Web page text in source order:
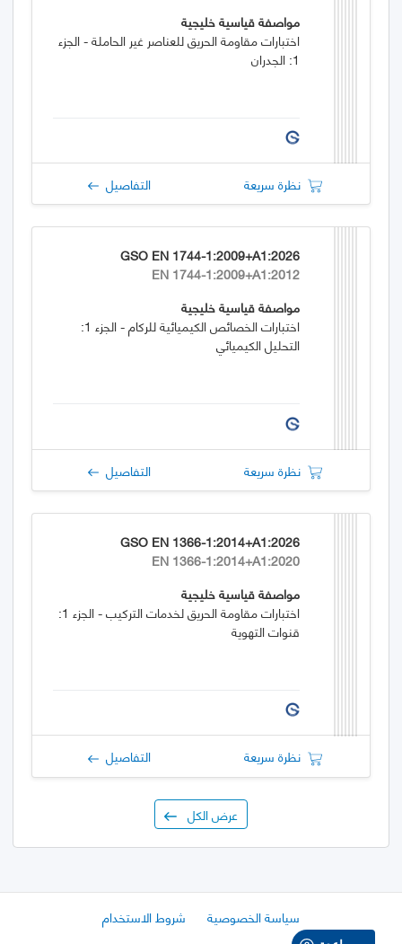
مواصفة قياسية خليجية
اختبارات مقاومة الحريق للعناصر غير الحاملة - الجزء
1: الجدران
نظرة سريعة التفاصيل
GSO EN 1744-1:2009+A1:2026
EN 1744-1:2009+A1:2012
مواصفة قياسية خليجية
اختبارات الخصائص الكيميائية للركام - الجزء 1:
التحليل الكيميائي
نظرة سريعة التفاصيل
GSO EN 1366-1:2014+A1:2026
EN 1366-1:2014+A1:2020
مواصفة قياسية خليجية
اختبارات مقاومة الحريق لخدمات التركيب - الجزء 1:
قنوات التهوية
نظرة سريعة التفاصيل
عرض الكل
سياسة الخصوصية
شروط الاستخدام